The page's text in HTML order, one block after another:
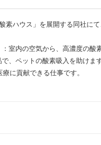
素ハウス」を展開する同社に
：室内の空気から、高濃度の
、ペットの酸素吸入を助けます
に貢献できる仕事です。